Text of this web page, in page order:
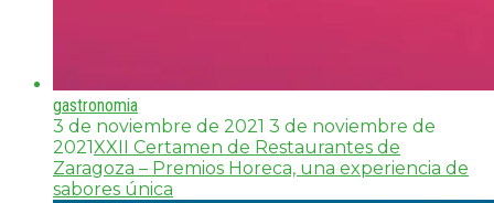
gastronomia
3 de noviembre de 2021 3 de noviembre de
2021XXII Certamen de Restaurantes de
Zaragoza – Premios Horeca, una experiencia de
sabores única